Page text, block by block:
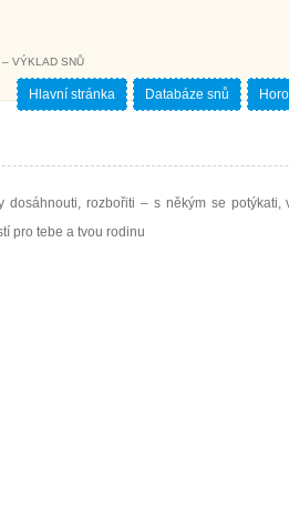
VÝKLAD SNŮ
Hlavní stránka Databáze snů
rozbořiti – s někým se potýkati,
pro tebe a tvou rodinu